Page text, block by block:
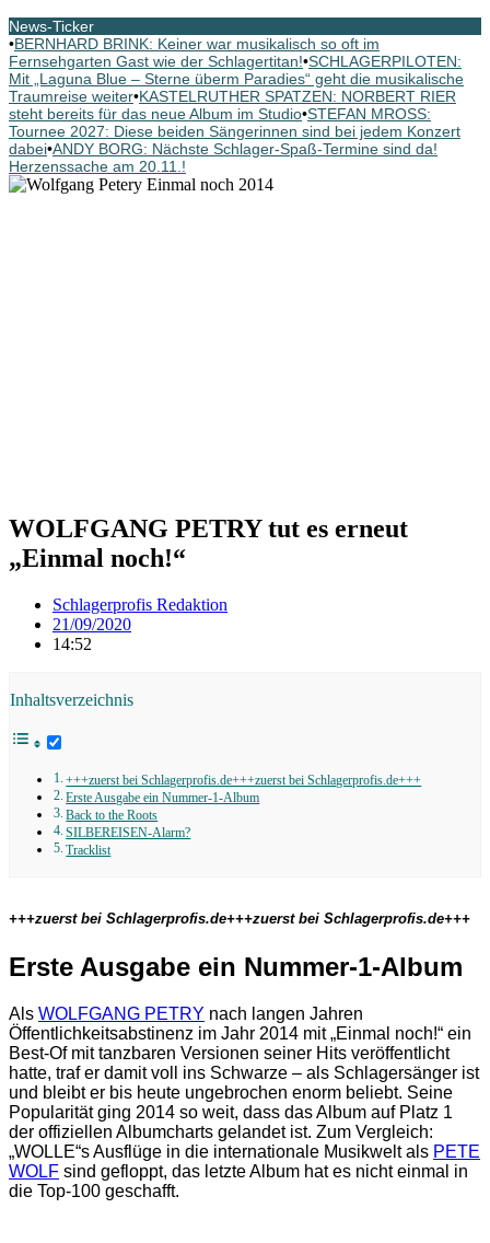
News-Ticker
•BERNHARD BRINK: Keiner war musikalisch so oft im
Fernsehgarten Gast wie der Schlagertitan!•SCHLAGERPILOTEN:
Mit „Laguna Blue – Sterne überm Paradies“ geht die musikalische
Traumreise weiter•KASTELRUTHER SPATZEN: NORBERT RIER
steht bereits für das neue Album im Studio•STEFAN MROSS:
Tournee 2027: Diese beiden Sängerinnen sind bei jedem Konzert
dabei•ANDY BORG: Nächste Schlager-Spaß-Termine sind da!
Herzenssache am 20.11.!
WOLFGANG PETRY tut es erneut
„Einmal noch!“
Schlagerprofis Redaktion
21/09/2020
14:52
Inhaltsverzeichnis
+++zuerst bei Schlagerprofis.de+++zuerst bei Schlagerprofis.de+++
Erste Ausgabe ein Nummer-1-Album
Back to the Roots
SILBEREISEN-Alarm?
Tracklist
+++zuerst bei Schlagerprofis.de+++zuerst bei Schlagerprofis.de+++
Erste Ausgabe ein Nummer-1-Album
Als WOLFGANG PETRY nach langen Jahren
Öffentlichkeitsabstinenz im Jahr 2014 mit „Einmal noch!“ ein
Best-Of mit tanzbaren Versionen seiner Hits veröffentlicht
hatte, traf er damit voll ins Schwarze – als Schlagersänger ist
und bleibt er bis heute ungebrochen enorm beliebt. Seine
Popularität ging 2014 so weit, dass das Album auf Platz 1
der offiziellen Albumcharts gelandet ist. Zum Vergleich:
„WOLLE“s Ausflüge in die internationale Musikwelt als PETE
WOLF sind gefloppt, das letzte Album hat es nicht einmal in
die Top-100 geschafft.